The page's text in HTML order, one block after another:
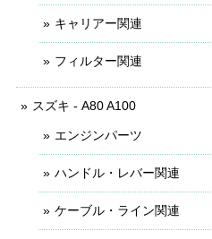
キャリアー関連
フィルター関連
スズキ - A80 A100
エンジンパーツ
ハンドル・レバー関連
ケーブル・ライン関連